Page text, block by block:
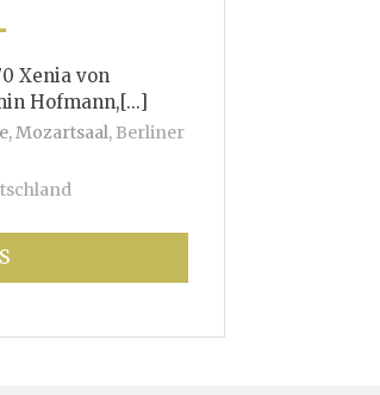
Xenia von
Mozartsaal, Berliner